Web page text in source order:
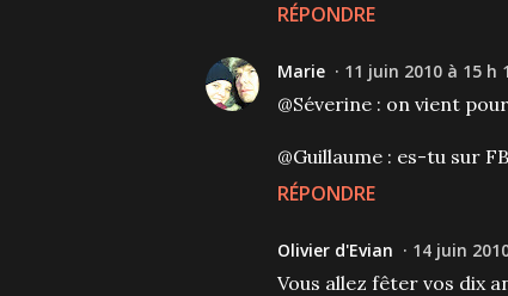
RÉPONDRE
Marie 11 juin 2010 à 15 h
@Séverine : on vient
@Guillaume : es-tu sur
RÉPONDRE
Olivier d'Evian 14 juin
Vous allez fêter vos dix